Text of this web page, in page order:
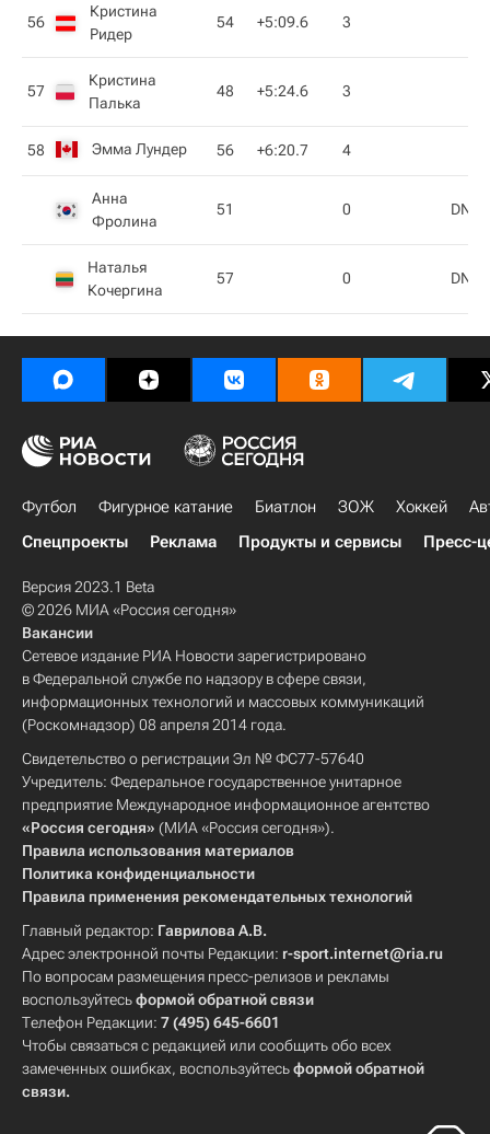
56
Кристина
Ридер
54 +5:09.6 3
57
Кристина
Палька
48 +5:24.6 3
58 Эмма Лундер 56 +6:20.7 4
Анна
Фролина
51 0 DNS
Наталья
Кочергина
57 0 DNS
Футбол Фигурное катание Биатлон ЗОЖ Хоккей
Спецпроекты
Реклама Продукты и сервисы Пресс-
Версия 2023.1 Beta
© 2026 МИА «Россия сегодня»
Вакансии
Сетевое издание РИА Новости зарегистрировано
в Федеральной службе по надзору в сфере связи,
информационных технологий и массовых коммуникаций
(Роскомнадзор) 08 апреля 2014 года.
Свидетельство о регистрации Эл № ФС77-57640
Учредитель: Федеральное государственное унитарное
предприятие Международное информационное агентство
«Россия сегодня» (МИА «Россия сегодня»).
Правила использования материалов
Политика конфиденциальности
Правила применения рекомендательных технологий
Главный редактор: Гаврилова А.В.
Адрес электронной почты Редакции: r-sport.internet@ria.ru
По вопросам размещения пресс-релизов и рекламы
воспользуйтесьформой обратной связи
Телефон Редакции: 7 (495) 645-6601
Чтобы связаться с редакцией или сообщить обо всех
замеченных ошибках, воспользуйтесьформой обратной
связи.